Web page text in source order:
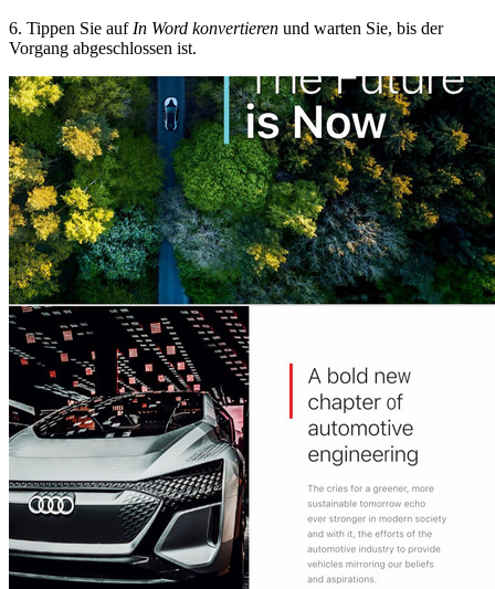
6. Tippen Sie auf In Word konvertieren und warten Sie, bis der
Vorgang abgeschlossen ist.